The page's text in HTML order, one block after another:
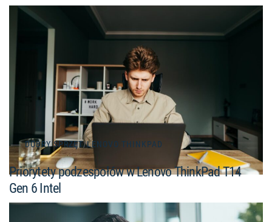
DOBRY SPRZĘT/LENOVO THINKPAD
Priorytety podzespołów w Lenovo ThinkPad T14
Gen 6 Intel